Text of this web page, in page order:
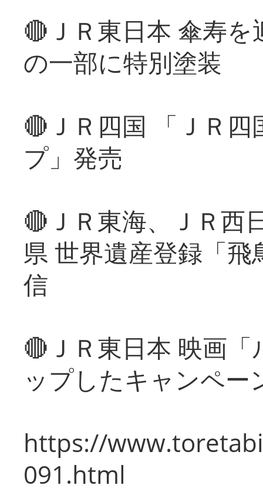
🔴ＪＲ東日本 傘寿
の一部に特別塗装
🔴ＪＲ四国 「ＪＲ
プ」発売
🔴ＪＲ東海、ＪＲ西
県 世界遺産登録「
信
🔴ＪＲ東日本 映画
ップしたキャンペー
https://
091.html